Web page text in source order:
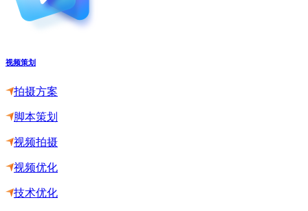
视频策划
拍摄方案
脚本策划
视频拍摄
视频优化
技术优化